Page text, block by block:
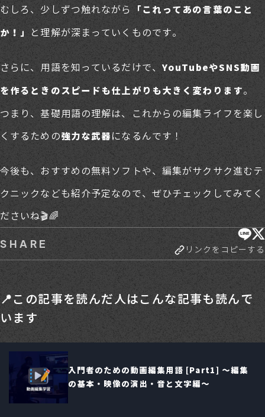
むしろ、少しずつ触れながら
「これってあの言葉のこと
か！」 と理解が深まっていくものです。
さらに、用語を知っているだけで、YouTubeやSNS動画
を作るときのスピードも仕上がりも大きく変わります。
つまり、基礎用語の理解は、これからの編集ライフを楽し
くするための強力な武器になるんです！
今後も、おすすめの無料ソフトや、編集がサクサク進むテ
クニックなども紹介予定なので、ぜひチェックしてみてく
ださいね🎬🌈
SHARE リンクをコピーする
📍この記事を読んだ人はこんな記事も読んで
います
入門者のための動画編集用語 [Part1] 〜編集
の基本・映像の演出・音と文字編〜